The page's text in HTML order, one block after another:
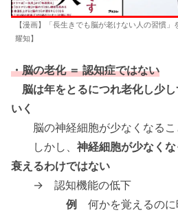
【漫画】「長生きでも脳が老けない人の習慣
耀知】
・脳の老化 ＝ 認知症ではない
脳は年をとるにつれ老化し少
いく
脳の神経細胞が少なくなるこ
しかし、 神経細胞が少なく
衰えるわけではない
→ 認知機能の低下
例
何かを覚えるのに